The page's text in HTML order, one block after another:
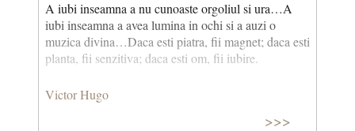
A iubi inseamna a nu cunoaste orgoliul si ura…A
iubi inseamna a avea lumina in ochi si a auzi o
muzica divina…Daca esti piatra, fii magnet; daca esti
planta, fii senzitiva; daca esti om, fii iubire.
Victor Hugo
>>>